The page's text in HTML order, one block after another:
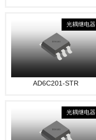
光耦继电器
AD6C201-STR
光耦继电器